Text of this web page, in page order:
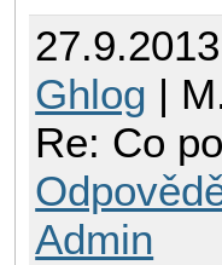
Ghlog |
Re: Co
Admin